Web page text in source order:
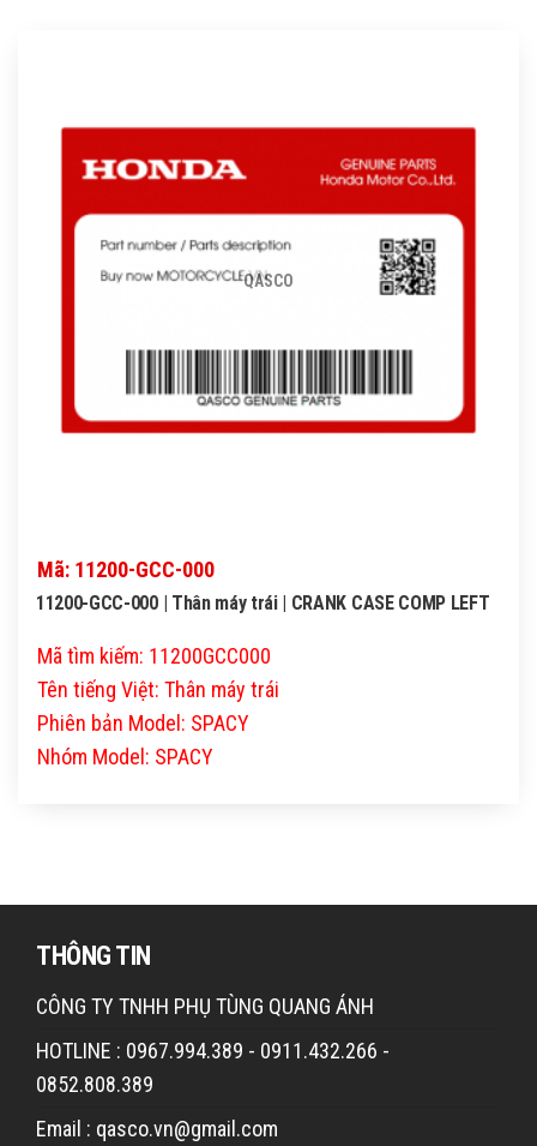
QASCO
Mã: 11200-GCC-000
11200-GCC-000 | Thân máy trái | CRANK CASE COMP LEFT
Mã tìm kiếm: 11200GCC000
Tên tiếng Việt: Thân máy trái
Phiên bản Model: SPACY
Nhóm Model: SPACY
THÔNG TIN
CÔNG TY TNHH PHỤ TÙNG QUANG ÁNH
HOTLINE : 0967.994.389 - 0911.432.266 -
0852.808.389
Email : qasco.vn@gmail.com